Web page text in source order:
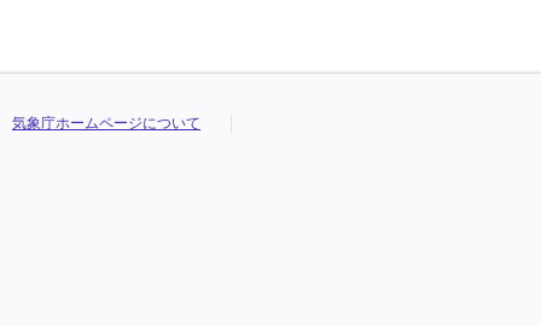
気象庁ホームページについて